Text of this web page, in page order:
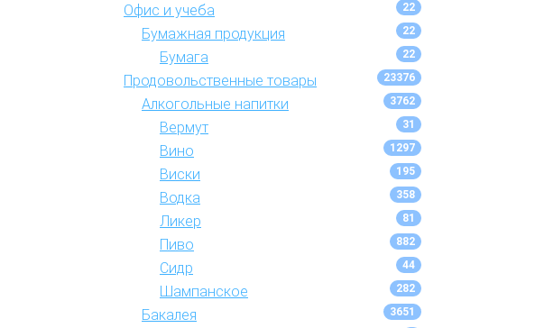
Офис и учеба 22
Бумажная продукция 22
Бумага 22
Продовольственные товары 23376
Алкогольные напитки 3762
Вермут 31
Вино 1297
Виски 195
Водка 358
Ликер 81
Пиво 882
Сидр 44
Шампанское 282
Бакалея 3651